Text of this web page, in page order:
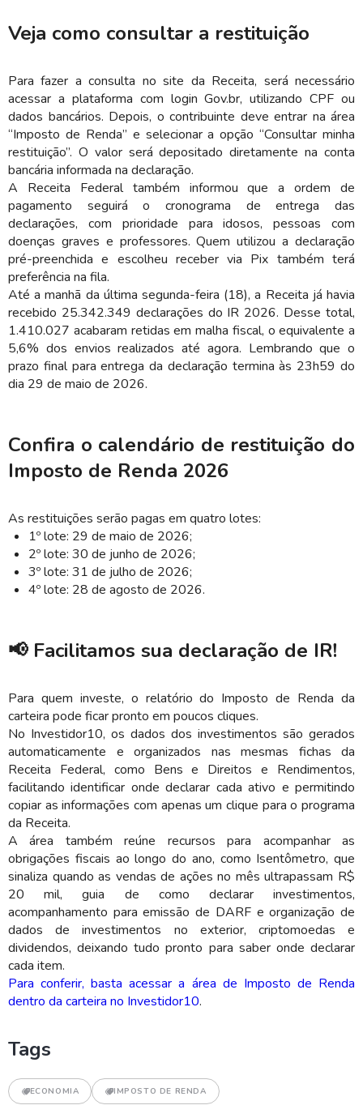
Veja como consultar a restituição
Para fazer a consulta no site da Receita, será necessário
acessar a plataforma com login Gov.br, utilizando CPF ou
dados bancários. Depois, o contribuinte deve entrar na área
“Imposto de Renda” e selecionar a opção “Consultar minha
restituição”. O valor será depositado diretamente na conta
bancária informada na declaração.
A Receita Federal também informou que a ordem de
pagamento seguirá o cronograma de entrega das
declarações, com prioridade para idosos, pessoas com
doenças graves e professores. Quem utilizou a declaração
pré-preenchida e escolheu receber via Pix também terá
preferência na fila.
Até a manhã da última segunda-feira (18), a Receita já havia
recebido 25.342.349 declarações do IR 2026. Desse total,
1.410.027 acabaram retidas em malha fiscal, o equivalente a
5,6% dos envios realizados até agora. Lembrando que o
prazo final para entrega da declaração termina às 23h59 do
dia 29 de maio de 2026.
Confira o calendário de restituição do
Imposto de Renda 2026
As restituições serão pagas em quatro lotes:
1º lote: 29 de maio de 2026;
2º lote: 30 de junho de 2026;
3º lote: 31 de julho de 2026;
4º lote: 28 de agosto de 2026.
📢 Facilitamos sua declaração de IR!
Para quem investe, o relatório do Imposto de Renda da
carteira pode ficar pronto em poucos cliques.
No Investidor10, os dados dos investimentos são gerados
automaticamente e organizados nas mesmas fichas da
Receita Federal, como Bens e Direitos e Rendimentos,
facilitando identificar onde declarar cada ativo e permitindo
copiar as informações com apenas um clique para o programa
da Receita.
A área também reúne recursos para acompanhar as
obrigações fiscais ao longo do ano, como Isentômetro, que
sinaliza quando as vendas de ações no mês ultrapassam R$
20 mil, guia de como declarar investimentos,
acompanhamento para emissão de DARF e organização de
dados de investimentos no exterior, criptomoedas e
dividendos, deixando tudo pronto para saber onde declarar
cada item.
Para conferir, basta acessar a área de Imposto de Renda
dentro da carteira no Investidor10.
Tags
ECONOMIA IMPOSTO DE RENDA